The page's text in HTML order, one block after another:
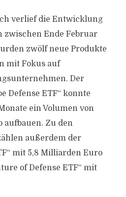
verlief die Entwicklung
zwischen Ende Februar
zwölf neue Produkte
mit Fokus auf
Der
Defense ETF“ konnte
ein Volumen von
Zu den
außerdem der
mit 5,8 Milliarden Euro
of Defense ETF“ mit